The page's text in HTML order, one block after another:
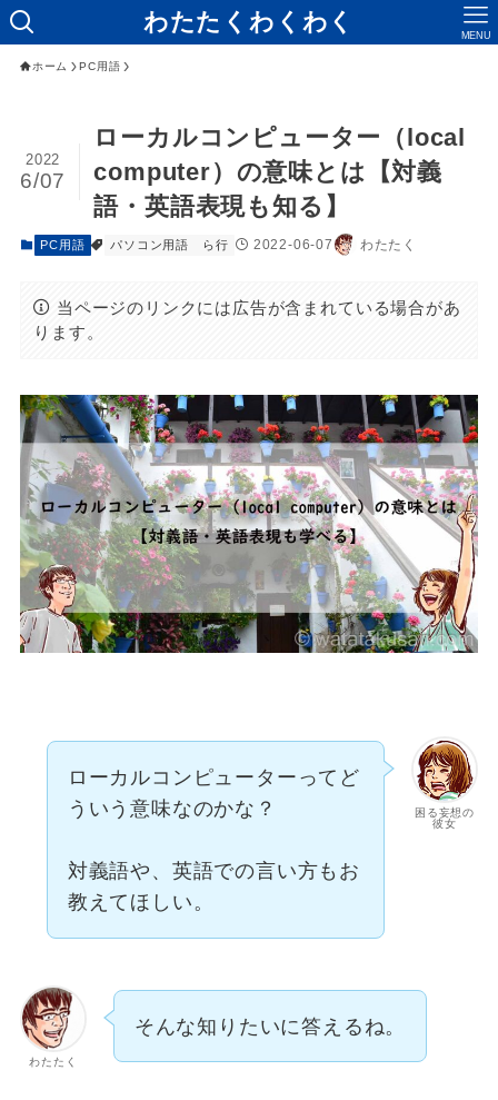
わたたくわくわく MENU
ホーム PC用語
ローカルコンピューター（local
computer）の意味とは【対義
語・英語表現も知る】
2022
6/07
PC用語 パソコン用語 ら行 2022-06-07 わたたく
当ページのリンクには広告が含まれている場合があ
ります。
困る妄想の
彼女
ローカルコンピューターってど
ういう意味なのかな？
対義語や、英語での言い方もお
教えてほしい。
わたたく
そんな知りたいに答えるね。